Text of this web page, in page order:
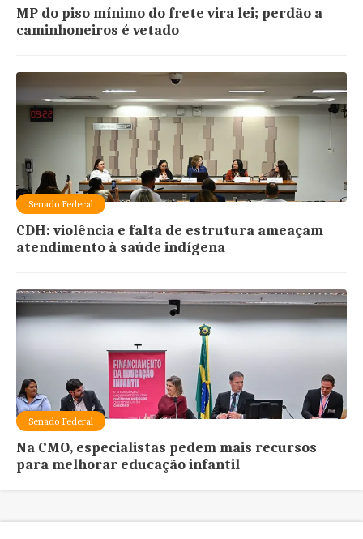
MP do piso mínimo do frete vira lei; perdão a
caminhoneiros é vetado
Senado Federal
CDH: violência e falta de estrutura ameaçam
atendimento à saúde indígena
Senado Federal
Na CMO, especialistas pedem mais recursos
para melhorar educação infantil